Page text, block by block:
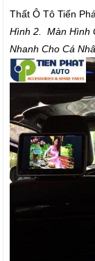
Thất Ô Tô Tiến
Hình 2. Màn Hình
Nhanh Cho Cá